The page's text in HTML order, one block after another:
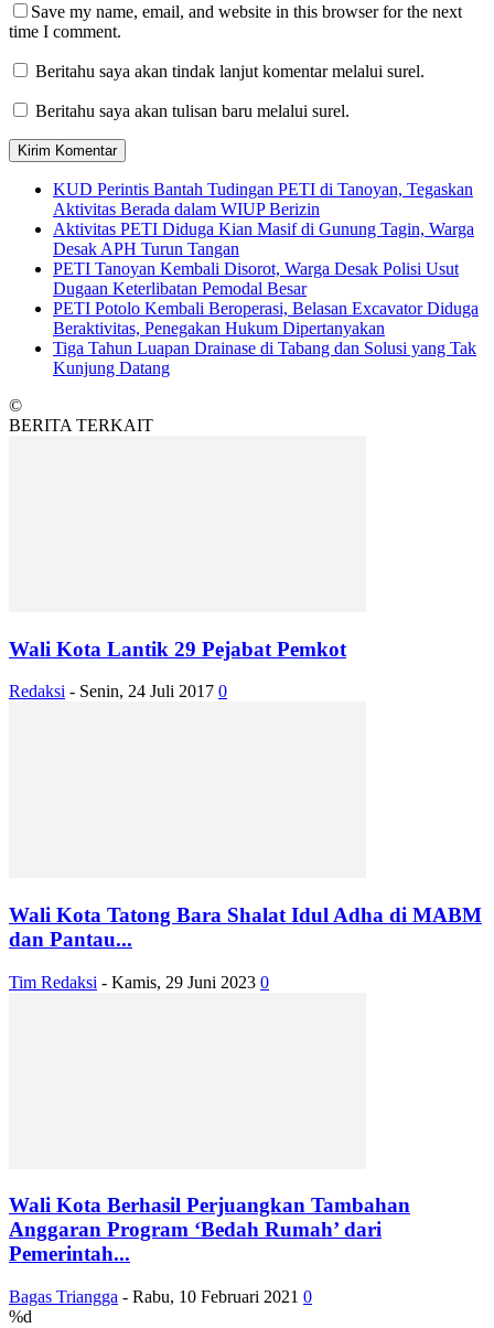
Save my name, email, and website in this browser for the next
time I comment.
Beritahu saya akan tindak lanjut komentar melalui surel.
Beritahu saya akan tulisan baru melalui surel.
KUD Perintis Bantah Tudingan PETI di Tanoyan, Tegaskan
Aktivitas Berada dalam WIUP Berizin
Aktivitas PETI Diduga Kian Masif di Gunung Tagin, Warga
Desak APH Turun Tangan
PETI Tanoyan Kembali Disorot, Warga Desak Polisi Usut
Dugaan Keterlibatan Pemodal Besar
PETI Potolo Kembali Beroperasi, Belasan Excavator Diduga
Beraktivitas, Penegakan Hukum Dipertanyakan
Tiga Tahun Luapan Drainase di Tabang dan Solusi yang Tak
Kunjung Datang
©
BERITA TERKAIT
Wali Kota Lantik 29 Pejabat Pemkot
Redaksi - Senin, 24 Juli 2017 0
Wali Kota Tatong Bara Shalat Idul Adha di MABM
dan Pantau...
Tim Redaksi - Kamis, 29 Juni 2023 0
Wali Kota Berhasil Perjuangkan Tambahan
Anggaran Program ‘Bedah Rumah’ dari
Pemerintah...
Bagas Triangga - Rabu, 10 Februari 2021 0
%d